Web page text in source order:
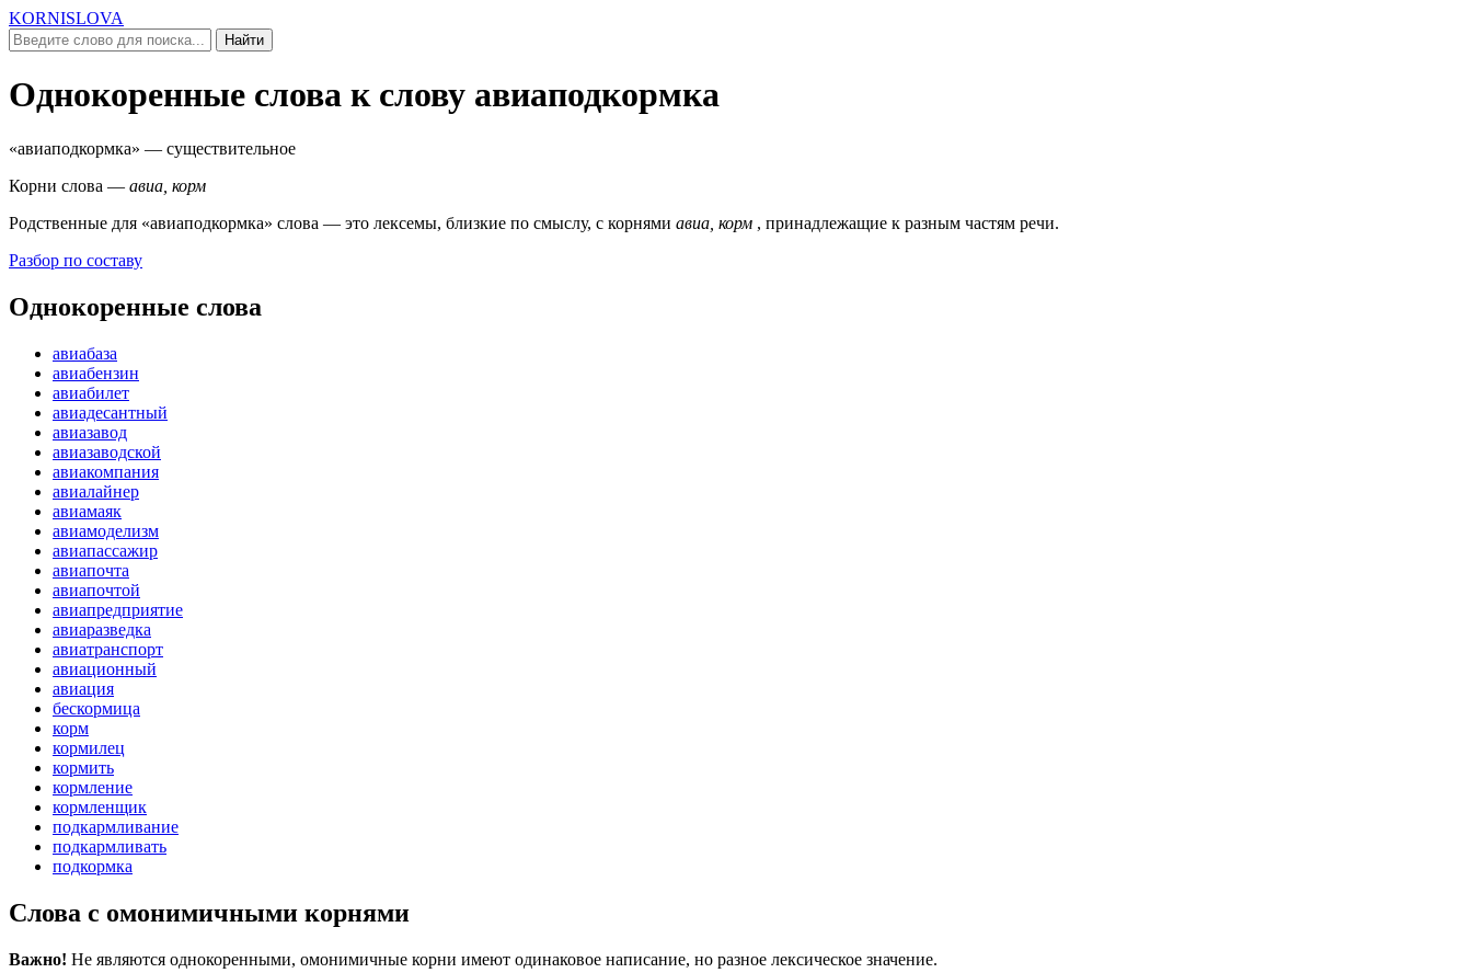
KORNISLOVA
Найти
Однокоренные слова к слову авиаподкормка
«авиаподкормка» — существительное
Корни слова — авиа, корм
Родственные для «авиаподкормка» слова — это лексемы, близкие по смыслу, c корнями авиа, корм , принадлежащие к разным частям речи.
Разбор по составу
Однокоренные слова
авиабаза
авиабензин
авиабилет
авиадесантный
авиазавод
авиазаводской
авиакомпания
авиалайнер
авиамаяк
авиамоделизм
авиапассажир
авиапочта
авиапочтой
авиапредприятие
авиаразведка
авиатранспорт
авиационный
авиация
бескормица
корм
кормилец
кормить
кормление
кормленщик
подкармливание
подкармливать
подкормка
Слова с омонимичными корнями
Важно! Не являются однокоренными, омонимичные корни имеют одинаковое написание, но разное лексическое значение.